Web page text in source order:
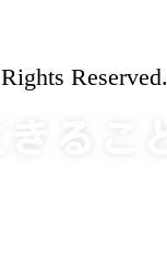
Reserved.